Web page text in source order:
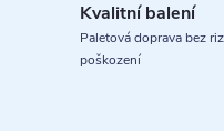
Kvalitní balení
Paletová doprava bez
poškození